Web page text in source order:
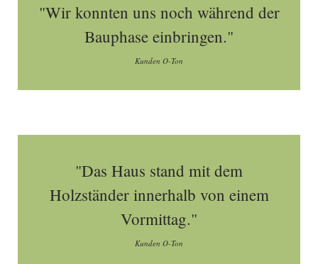
"Wir konnten uns noch während der
Bauphase einbringen."
Kunden O-Ton
"Das Haus stand mit dem
Holzständer innerhalb von einem
Vormittag."
Kunden O-Ton